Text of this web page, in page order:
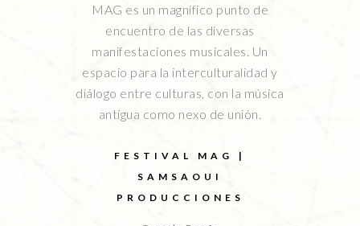
MAG es un magnífico punto de
encuentro de las diversas
manifestaciones musicales. Un
espacio para la interculturalidad y
diálogo entre culturas, con la música
antigua como nexo de unión.
FESTIVAL MAG |
SAMSAOUI
PRODUCCIONES